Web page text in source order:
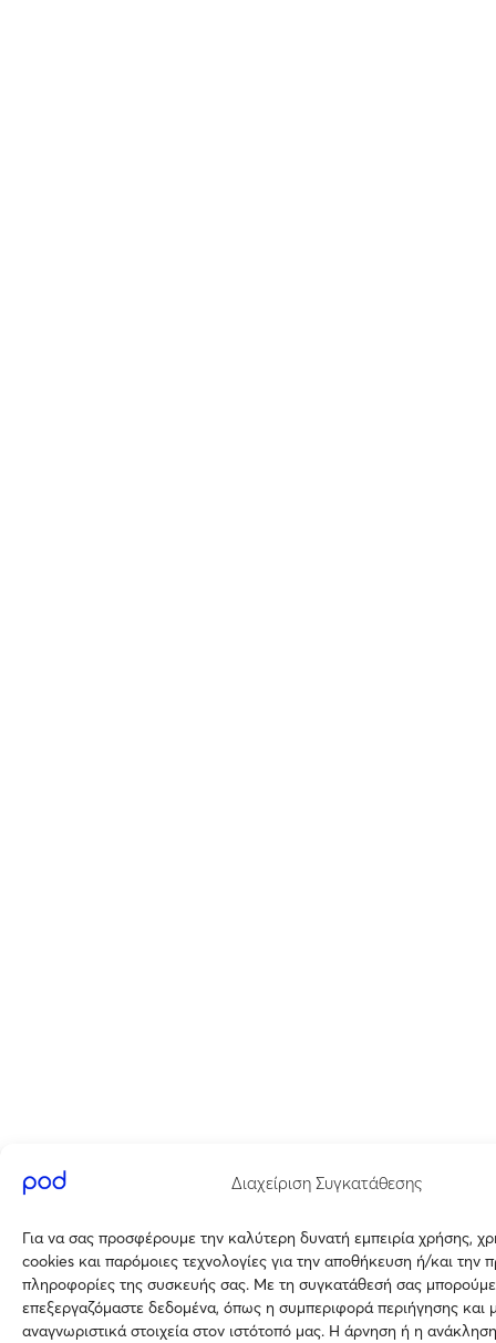
Διαχείριση Συγκατάθεσης
Για να σας προσφέρουμε την καλύτερη δυνατή εμπειρία χρήσης,
cookies και παρόμοιες τεχνολογίες για την αποθήκευση ή/και την
πληροφορίες της συσκευής σας. Με τη συγκατάθεσή σας
επεξεργαζόμαστε δεδομένα, όπως η συμπεριφορά περιήγησης και
αναγνωριστικά στοιχεία στον ιστότοπό μας. Η άρνηση ή η